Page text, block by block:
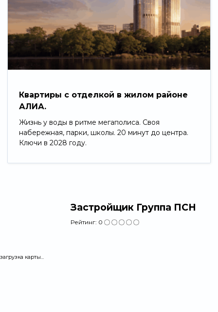
Квартиры с отделкой в жилом районе
АЛИА.
Жизнь у воды в ритме мегаполиса. Своя
набережная, парки, школы. 20 минут до центра.
Ключи в 2028 году.
Застройщик Группа ПСН
Рейтинг: 0
загрузка карты...